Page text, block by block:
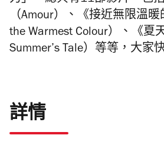
（Amour）、《接近無限溫
the Warmest Colour）、《夏
Summer’s Tale）等等，大家
詳情